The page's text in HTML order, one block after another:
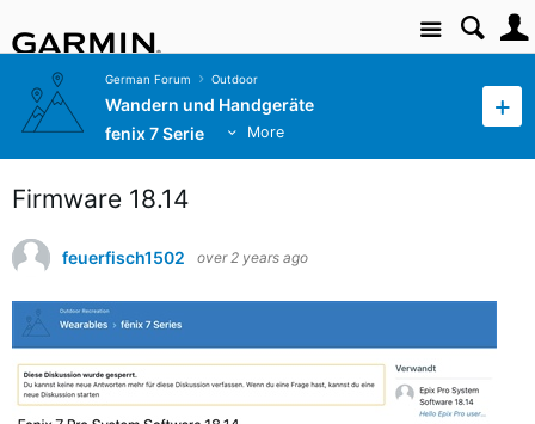
Site
German Forum Outdoor
Wandern und Handgeräte
fenix 7 Serie
More
Firmware 18.14
feuerfisch1502 over 2 years ago